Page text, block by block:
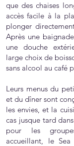
que des chaises
accès facile à la
plonger
Après une
une douche
large choix de
sans alcool au café
Leurs menus du
et du dîner sont
les envies, et la
cas jusque tard
pour les
accueillant, le